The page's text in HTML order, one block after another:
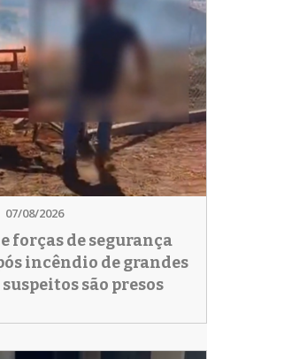
07/08/2026
forças de segurança
incêndio de grandes
são presos